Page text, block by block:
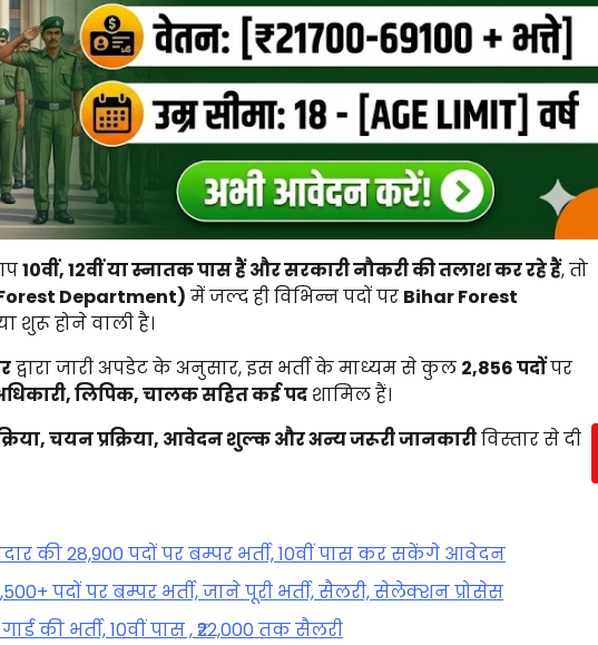
10वीं, 12वीं या स्नातक पास हैं और सरकारी नौकरी की तलाश कर रहे हैं, तो
Department) में जल्द ही विभिन्न पदों पर Bihar Forest
शुरू होने वाली है।
द्वारा जारी अपडेट के अनुसार, इस भर्ती के माध्यम से कुल 2,856 पदोंपर
लिपिक, चालक सहित कई पद शामिल हैं।
चयन प्रक्रिया, आवेदन शुल्क और अन्य जरूरी जानकारीविस्तार से दी
की 28,900 पदों पर बम्पर भर्ती, 10वीं पास कर सकेंगे आवेदन
पदों पर बम्पर भर्ती, जाने पूरी भर्ती, सैलरी, सेलेक्शन प्रोसेस
की भर्ती, 10वीं पास , ₹22,000 तक सैलरी